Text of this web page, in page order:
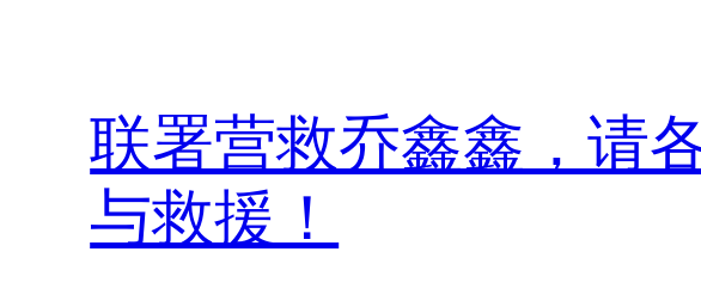
联署营救乔鑫鑫，请
与救援！